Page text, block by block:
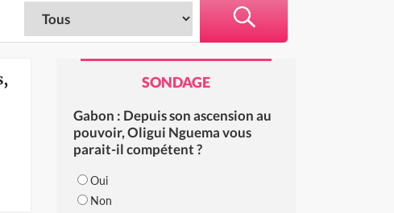
SONDAGE
Gabon : Depuis son ascension au
pouvoir, Oligui Nguema vous
parait-il compétent ?
Oui
Non